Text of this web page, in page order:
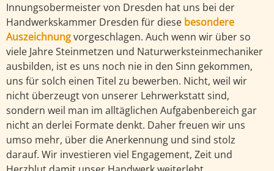
Innungsobermeister von Dresden hat uns bei der
Handwerkskammer Dresden für diese besondere
Auszeichnungvorgeschlagen. Auch wenn wir über so
viele Jahre Steinmetzen und Naturwerksteinmechaniker
ausbilden, ist es uns noch nie in den Sinn gekommen,
uns für solch einen Titel zu bewerben. Nicht, weil wir
nicht überzeugt von unserer Lehrwerkstatt sind,
sondern weil man im alltäglichen Aufgabenbereich gar
nicht an derlei Formate denkt. Daher freuen wir uns
umso mehr, über die Anerkennung und sind stolz
darauf. Wir investieren viel Engagement, Zeit und